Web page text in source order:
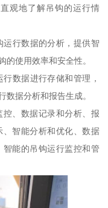
观地了解吊钩的运行情
行数据的分析，提供智
的使用效率和安全性。
数据进行存储和管理，
数据分析和报告生成。
、数据记录和分析、报
智能分析和优化、数据
能的吊钩运行监控和管